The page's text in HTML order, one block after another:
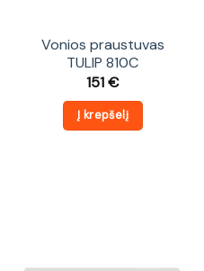
Vonios praustuvas
TULIP 810C
151€
Į krepšelį